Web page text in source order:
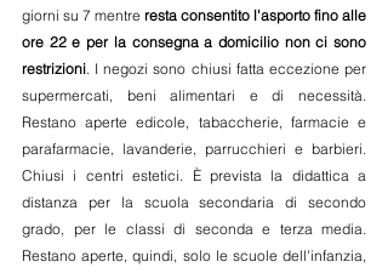
giorni su 7 mentre resta consentito l'asporto fino alle
ore 22 e per la consegna a domicilio non ci sono
restrizioni. I negozi sono chiusi fatta eccezione per
supermercati, beni alimentari e di necessità.
Restano aperte edicole, tabaccherie, farmacie e
parafarmacie, lavanderie, parrucchieri e barbieri.
Chiusi i centri estetici. È prevista la didattica a
distanza per la scuola secondaria di secondo
grado, per le classi di seconda e terza media.
Restano aperte, quindi, solo le scuole dell'infanzia,